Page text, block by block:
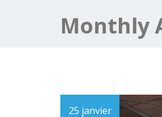
Monthly
25 janvier